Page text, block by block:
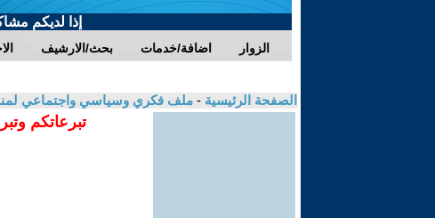
إذا لديكم
بحث/الارشيف اضافة/خدمات الزوار
الصفحة الرئيسية - ملف فكري وسياسي واجتماعي
تبرعاتكم